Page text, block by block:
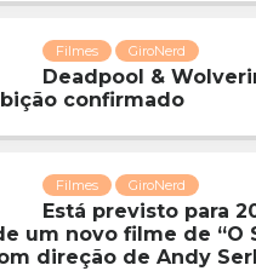
Filmes GiroNerd
Deadpool &
confirmado
Filmes GiroNerd
Está previsto para
um novo filme de “O
direção de Andy